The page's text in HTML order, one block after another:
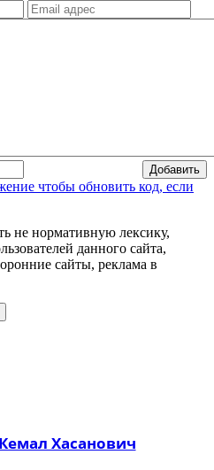
Добавить
не нормативную лексику,
данного сайта,
сайты, реклама в
Хасанович